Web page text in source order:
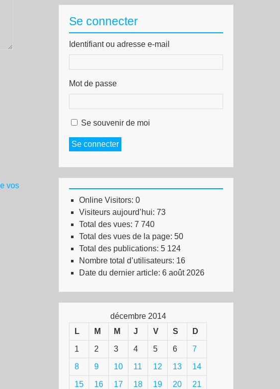
vos
Se connecter
Identifiant ou adresse e-mail
Mot de passe
Se souvenir de moi
Se connecter
Online Visitors: 0
Visiteurs aujourd’hui: 73
Total des vues: 7 740
Total des vues de la page: 50
Total des publications: 5 124
Nombre total d’utilisateurs: 16
Date du dernier article: 6 août 2026
décembre 2014
L
M M J V S D
1 2 3 4 5 6 7
8 9 10 11 12 13 14
15 16 17 18 19 20 21